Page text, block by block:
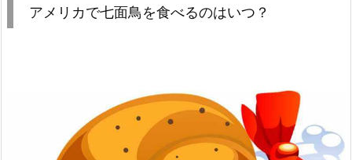
アメリカで七面鳥を食べるのはいつ？